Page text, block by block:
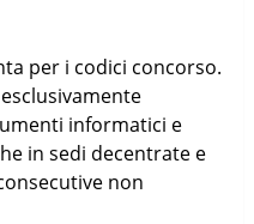
per i codici concorso.
informatici e
in sedi decentrate e
non